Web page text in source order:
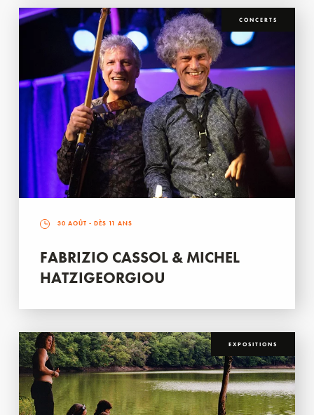
CONCERTS
30 AOÛT - DÈS 11 ANS
FABRIZIO CASSOL & MICHEL
HATZIGEORGIOU
EXPOSITIONS